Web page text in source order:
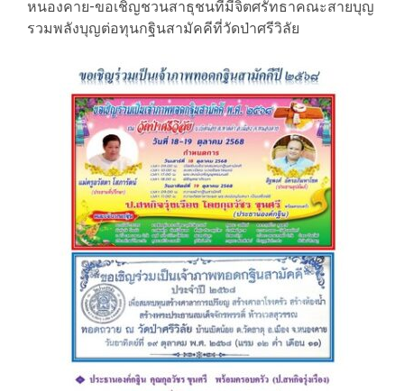
หนองคาย-ขอเชิญชวนสาธุชนที่มีจิตศรัทธาคณะสายบุญ
รวมพลังบุญต่อทุนกฐินสามัคคีที่วัดป่าศรีวิลัย